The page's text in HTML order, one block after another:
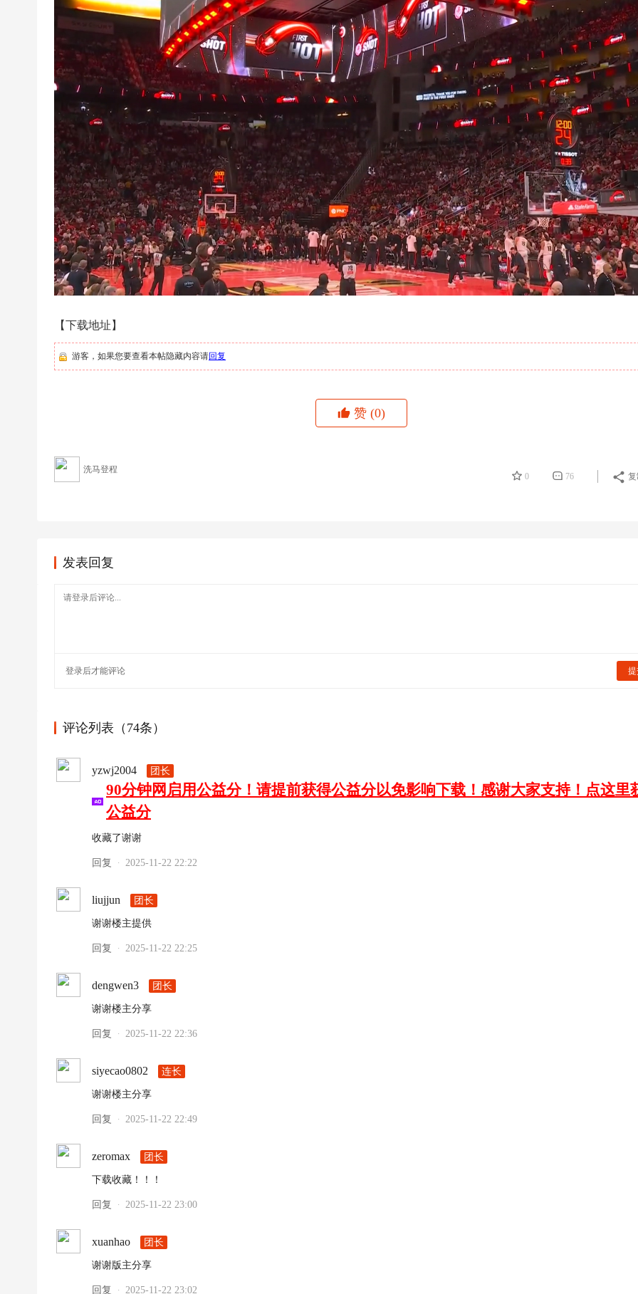
【下载地址】
游客，如果您要查看本帖隐藏内容请回复
赞 (0)
洗马登程
0 76
发表回复
登录后才能评论
评论列表（74条）
yzwj2004 团长
90分钟网启用公益分！请提前获得公益分以免影响下载！感谢大家支持！点这里
公益分
收藏了谢谢
回复 · 2025-11-22 22:22
liujjun 团长
谢谢楼主提供
回复 · 2025-11-22 22:25
dengwen3 团长
谢谢楼主分享
回复 · 2025-11-22 22:36
siyecao0802 连长
谢谢楼主分享
回复 · 2025-11-22 22:49
zeromax 团长
下载收藏！！！
回复 · 2025-11-22 23:00
xuanhao 团长
谢谢版主分享
回复 · 2025-11-22 23:02